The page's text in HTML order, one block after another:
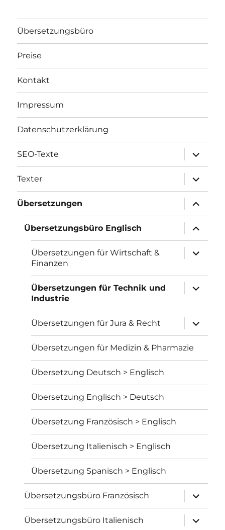
Übersetzungsbüro
Preise
Kontakt
Impressum
Datenschutzerklärung
SEO-Texte
öffnen
Texter
öffnen
Übersetzungen
öffnen
Übersetzungsbüro Englisch
öffnen
Übersetzungen für Wirtschaft &
Finanzen
öffnen
Übersetzungen für Technik und
Industrie
öffnen
Übersetzungen für Jura & Recht
öffnen
Übersetzungen für Medizin & Pharmazie
Übersetzung Deutsch > Englisch
Übersetzung Englisch > Deutsch
Übersetzung Französisch > Englisch
Übersetzung Italienisch > Englisch
Übersetzung Spanisch > Englisch
Übersetzungsbüro Französisch
öffnen
Übersetzungsbüro Italienisch
öffnen